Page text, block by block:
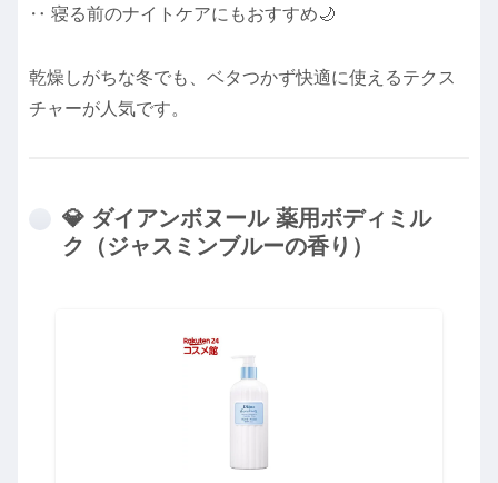
‥ 寝る前のナイトケアにもおすすめ🌙
乾燥しがちな冬でも、ベタつかず快適に使えるテクス
チャーが人気です。
💎 ダイアンボヌール 薬用ボディミル
ク（ジャスミンブルーの香り）